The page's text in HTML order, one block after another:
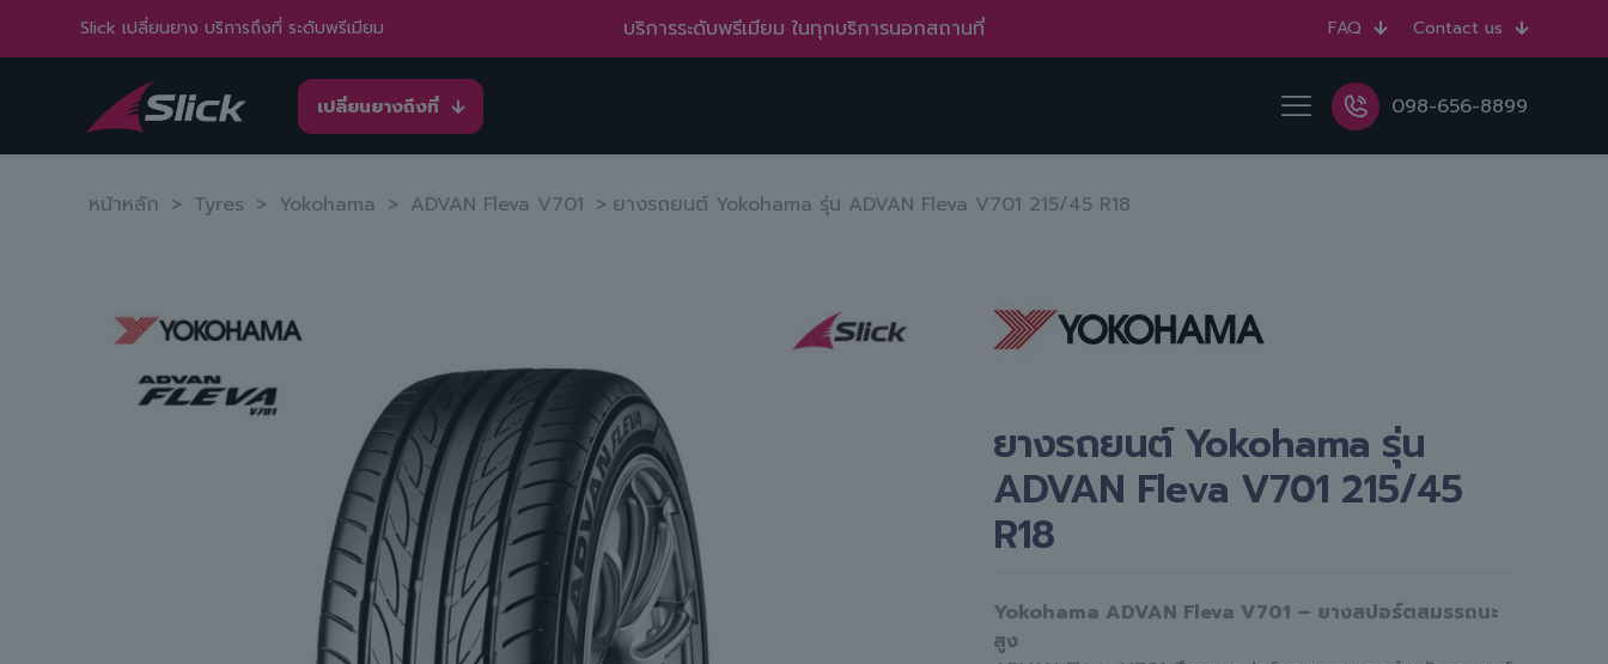
Slick เปลี่ยนยาง บริการถึงที่ ระดับพรีเมียม บริการทั่วถึง ครอบคลุมหลายพื้นที่ ทั้งในเมืองและชานเมือง FAQ Contact us
เปลี่ยนยางถึงที่ 098-656-8899
หน้าหลัก > Tyres > Yokohama > ADVAN Fleva V701 > ยางรถยนต์ Yokohama รุ่น ADVAN Fleva V701 215/45 R18
ยางรถยนต์ Yokohama รุ่น
ADVAN Fleva V701 215/45
R18
Yokohama ADVAN Fleva V701 – ยางสปอร์ตสมรรถนะ
สูง